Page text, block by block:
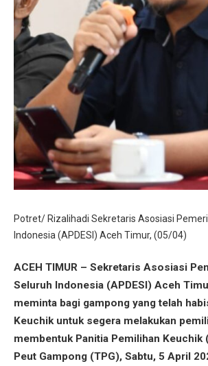
Potret/ Rizalihadi Sekretaris Asosiasi
Indonesia (APDESI) Aceh Timur, (05/04)
ACEH TIMUR – Sekretaris Asosiasi
Seluruh Indonesia (APDESI) Aceh
meminta bagi gampong yang telah
Keuchik untuk segera melakukan
membentuk Panitia Pemilihan Keuchik
Peut Gampong (TPG), Sabtu, 5 April